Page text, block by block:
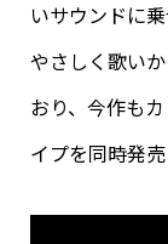
いサウンドに
やさしく歌い
おり、今作も
イプを同時発売